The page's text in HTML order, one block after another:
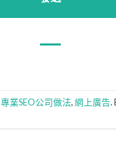
專業SEO公司做法,網上廣告.